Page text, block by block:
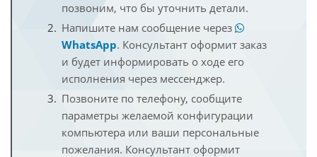
позвоним, что бы уточнить детали.
Напишите нам сообщение через
WhatsApp. Консультант оформит заказ
и будет информировать о ходе его
исполнения через мессенджер.
Позвоните по телефону, сообщите
параметры желаемой конфигурации
компьютера или ваши персональные
пожелания. Консультант оформит